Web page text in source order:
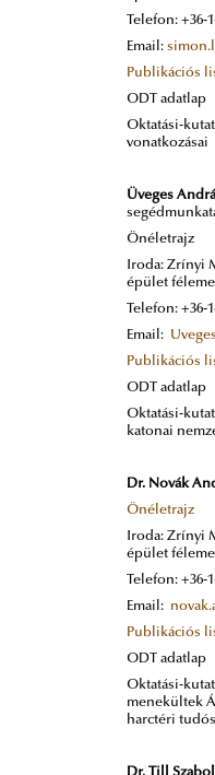
Telefon: +36-
Email:
Publikációs
ODT adatlap
Oktatási-
vonatkozásai
Üveges
Önéletrajz
Iroda: Zrínyi
épület
Telefon: +36-
Email:
Publikációs
ODT adatlap
Oktatási-
katonai
Dr. Novák
Önéletrajz
Iroda: Zrínyi
épület
Telefon: +36-
Email:
Publikációs
ODT adatlap
Oktatási-
menekültek
harctéri
Dr. Till